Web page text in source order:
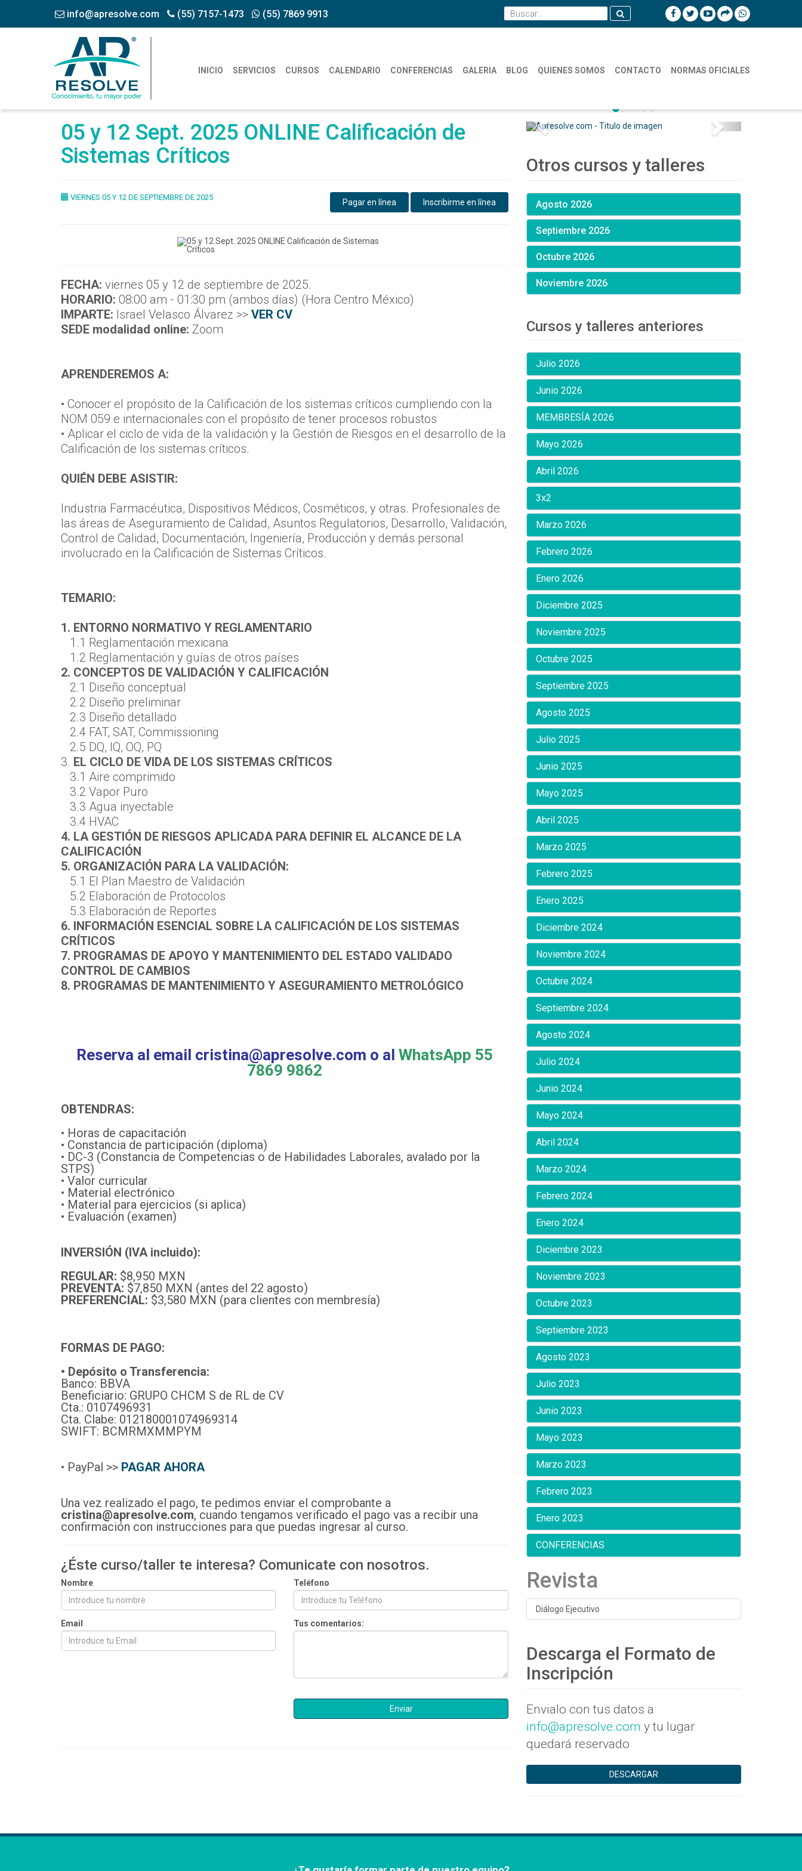
info@apresolve.com (55) 7157-1473 (55) 7869 9913
INICIO SERVICIOS CURSOS CALENDARIO CONFERENCIAS GALERIA BLOG QUIENES SOMOS CONTACTO NORMAS OFICIALES
05 y 12 Sept. 2025 ONLINE Calificación de
Sistemas Críticos
VIERNES 05 Y 12 DE SEPTIEMBRE DE 2025
Pagar en línea Inscribirme en línea
FECHA: viernes 05 y 12 de septiembre de 2025.
HORARIO: 08:00 am - 01:30 pm (ambos días) (Hora Centro México)
IMPARTE: Israel Velasco Álvarez >> VER CV
SEDE modalidad online: Zoom
APRENDEREMOS A:
• Conocer el propósito de la Calificación de los sistemas críticos cumpliendo con la
NOM 059 e internacionales con el propósito de tener procesos robustos
• Aplicar el ciclo de vida de la validación y la Gestión de Riesgos en el desarrollo de la
Calificación de los sistemas críticos.
QUIÉN DEBE ASISTIR:
Industria Farmacéutica, Dispositivos Médicos, Cosméticos, y otras. Profesionales de
las áreas de Aseguramiento de Calidad, Asuntos Regulatorios, Desarrollo, Validación,
Control de Calidad, Documentación, Ingeniería, Producción y demás personal
involucrado en la Calificación de Sistemas Críticos.
TEMARIO:
1. ENTORNO NORMATIVO Y REGLAMENTARIO
1.1 Reglamentación mexicana
1.2 Reglamentación y guías de otros países
2. CONCEPTOS DE VALIDACIÓN Y CALIFICACIÓN
2.1 Diseño conceptual
2.2 Diseño preliminar
2.3 Diseño detallado
2.4 FAT, SAT, Commissioning
2.5 DQ, IQ, OQ, PQ
3. EL CICLO DE VIDA DE LOS SISTEMAS CRÍTICOS
3.1 Aire comprimido
3.2 Vapor Puro
3.3 Agua inyectable
3.4 HVAC
4. LA GESTIÓN DE RIESGOS APLICADA PARA DEFINIR EL ALCANCE DE LA
CALIFICACIÓN
5. ORGANIZACIÓN PARA LA VALIDACIÓN:
5.1 El Plan Maestro de Validación
5.2 Elaboración de Protocolos
5.3 Elaboración de Reportes
6. INFORMACIÓN ESENCIAL SOBRE LA CALIFICACIÓN DE LOS SISTEMAS
CRÍTICOS
7. PROGRAMAS DE APOYO Y MANTENIMIENTO DEL ESTADO VALIDADO
CONTROL DE CAMBIOS
8. PROGRAMAS DE MANTENIMIENTO Y ASEGURAMIENTO METROLÓGICO
Reserva al email cristina@apresolve.com o al WhatsApp 55
7869 9862
OBTENDRAS:
• Horas de capacitación
• Constancia de participación (diploma)
• DC-3 (Constancia de Competencias o de Habilidades Laborales, avalado por la
STPS)
• Valor curricular
• Material electrónico
• Material para ejercicios (si aplica)
• Evaluación (examen)
INVERSIÓN (IVA incluido):
REGULAR: $8,950 MXN
PREVENTA: $7,850 MXN (antes del 22 agosto)
PREFERENCIAL: $3,580 MXN (para clientes con membresía)
FORMAS DE PAGO:
• Depósito o Transferencia:
Banco: BBVA
Beneficiario: GRUPO CHCM S de RL de CV
Cta.: 0107496931
Cta. Clabe: 012180001074969314
SWIFT: BCMRMXMMPYM
• PayPal >> PAGAR AHORA
Una vez realizado el pago, te pedimos enviar el comprobante a
cristina@apresolve.com, cuando tengamos verificado el pago vas a recibir una
confirmación con instrucciones para que puedas ingresar al curso.
¿Éste curso/taller te interesa? Comunicate con nosotros.
Nombre Teléfono
Email Tus comentarios:
Otros cursos y talleres
Agosto 2026
Septiembre 2026
Octubre 2026
Noviembre 2026
Cursos y talleres anteriores
Julio 2026
Junio 2026
MEMBRESÍA 2026
Mayo 2026
Abril 2026
3x2
Marzo 2026
Febrero 2026
Enero 2026
Diciembre 2025
Noviembre 2025
Octubre 2025
Septiembre 2025
Agosto 2025
Julio 2025
Junio 2025
Mayo 2025
Abril 2025
Marzo 2025
Febrero 2025
Enero 2025
Diciembre 2024
Noviembre 2024
Octubre 2024
Septiembre 2024
Agosto 2024
Julio 2024
Junio 2024
Mayo 2024
Abril 2024
Marzo 2024
Febrero 2024
Enero 2024
Diciembre 2023
Noviembre 2023
Octubre 2023
Septiembre 2023
Agosto 2023
Julio 2023
Junio 2023
Mayo 2023
Marzo 2023
Febrero 2023
Enero 2023
CONFERENCIAS
Revista
Diálogo Ejecutivo
Descarga el Formato de
Inscripción
Envialo con tus datos a
info@apresolve.com y tu lugar
quedará reservado
DESCARGAR